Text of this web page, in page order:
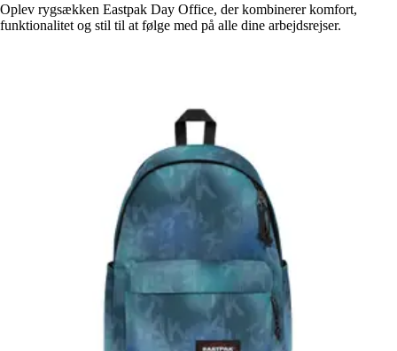
Oplev rygsækken Eastpak Day Office, der kombinerer komfort,
funktionalitet og stil til at følge med på alle dine arbejdsrejser.